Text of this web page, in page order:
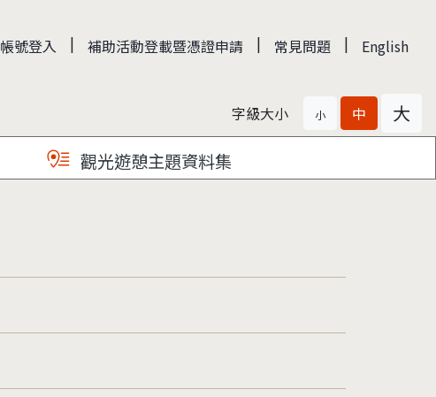
帳號登入 | 補助活動登載暨憑證申請 | 常見問題 | English
字級大小 小 中 大
觀光遊憩主題資料集